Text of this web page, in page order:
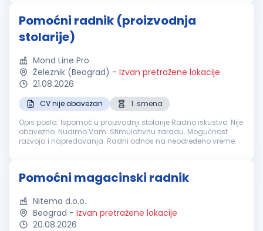
Pomoćni radnik (proizvodnja
stolarije)
Mond Line Pro
Železnik (Beograd) - Izvan pretražene lokacije
21.08.2026
CV nije obavezan
1. smena
Opis posla: Ispomoć u proizvodnji stolarije Radno iskustvo: Nije
obavezno. Nudimo Vam: Stimulativnu zaradu. Mogućnost
razvoja i napredovanja. Radni odnos na neodređeno vreme.
Pomoćni magacinski radnik
Nitema d.o.o.
Beograd - Izvan pretražene lokacije
20.08.2026